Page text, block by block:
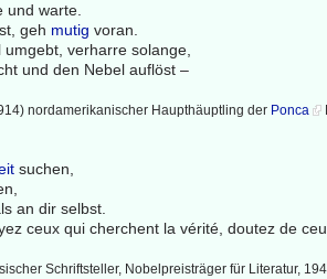
und warte.
geh mutig voran.
verharre solange,
und den Nebel auflöst –
nordamerikanischer Haupthäuptling der Ponca
suchen,
an dir selbst.
ceux qui cherchent la vérité, doutez de
Schriftsteller, Nobelpreisträger für Literatur,